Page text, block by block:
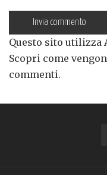
Questo sito utilizza
Scopri come
commenti.